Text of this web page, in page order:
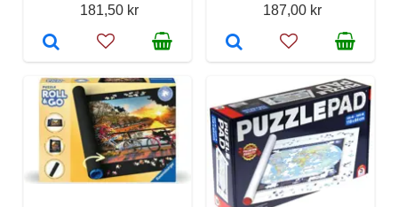
181,50 kr
187,00 kr